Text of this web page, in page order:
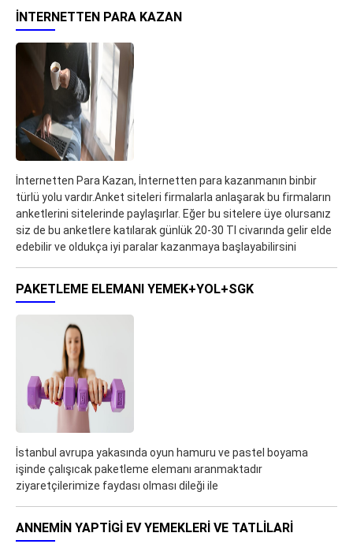
İNTERNETTEN PARA KAZAN
İnternetten Para Kazan, İnternetten para kazanmanın binbir
türlü yolu vardır.Anket siteleri firmalarla anlaşarak bu firmaların
anketlerini sitelerinde paylaşırlar. Eğer bu sitelere üye olursanız
siz de bu anketlere katılarak günlük 20-30 Tl civarında gelir elde
edebilir ve oldukça iyi paralar kazanmaya başlayabilirsini
PAKETLEME ELEMANI YEMEK+YOL+SGK
İstanbul avrupa yakasında oyun hamuru ve pastel boyama
işinde çalışıcak paketleme elemanı aranmaktadır
ziyaretçilerimize faydası olması dileği ile
ANNEMİN YAPTİGİ EV YEMEKLERI VE TATLİLARI